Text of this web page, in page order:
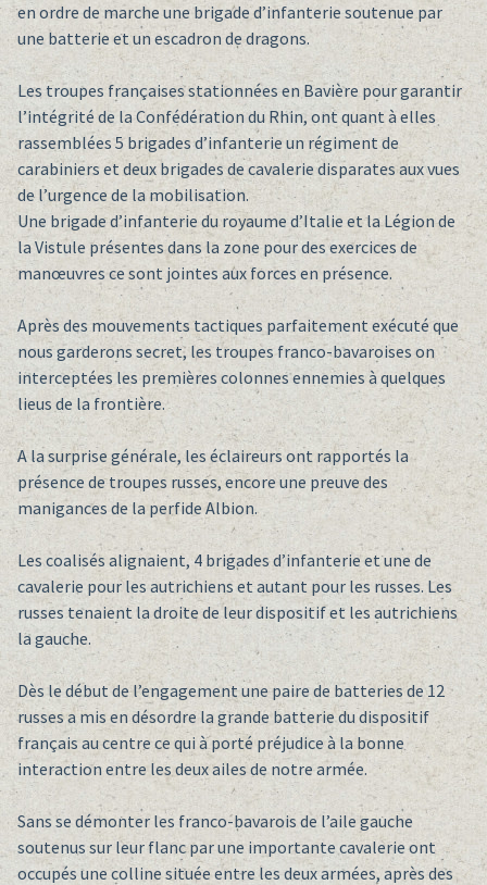
en ordre de marche une brigade d’infanterie soutenue par
une batterie et un escadron de dragons.
Les troupes françaises stationnées en Bavière pour garantir
l’intégrité de la Confédération du Rhin, ont quant à elles
rassemblées 5 brigades d’infanterie un régiment de
carabiniers et deux brigades de cavalerie disparates aux vues
de l’urgence de la mobilisation.
Une brigade d’infanterie du royaume d’Italie et la Légion de
la Vistule présentes dans la zone pour des exercices de
manœuvres ce sont jointes aux forces en présence.
Après des mouvements tactiques parfaitement exécuté que
nous garderons secret, les troupes franco-bavaroises on
interceptées les premières colonnes ennemies à quelques
lieus de la frontière.
A la surprise générale, les éclaireurs ont rapportés la
présence de troupes russes, encore une preuve des
manigances de la perfide Albion.
Les coalisés alignaient, 4 brigades d’infanterie et une de
cavalerie pour les autrichiens et autant pour les russes. Les
russes tenaient la droite de leur dispositif et les autrichiens
la gauche.
Dès le début de l’engagement une paire de batteries de 12
russes a mis en désordre la grande batterie du dispositif
français au centre ce qui à porté préjudice à la bonne
interaction entre les deux ailes de notre armée.
Sans se démonter les franco-bavarois de l’aile gauche
soutenus sur leur flanc par une importante cavalerie ont
occupés une colline située entre les deux armées, après des